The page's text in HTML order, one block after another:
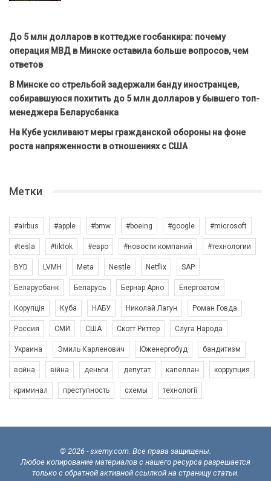
До 5 млн долларов в коттедже госбанкира: почему
операция МВД в Минске оставила больше вопросов, чем
ответов
В Минске со стрельбой задержали банду иностранцев,
собиравшуюся похитить до 5 млн долларов у бывшего топ-
менеджера Беларусбанка
На Кубе усиливают меры гражданской обороны на фоне
роста напряженности в отношениях с США
Метки
#airbus #apple #bmw #boeing #google #microsoft
#tesla #tiktok #евро #новости компаний #технологии
BYD LVMH Meta Nestle Netflix SAP
Беларусбанк Беларусь Бернар Арно Енергоатом
Корупція Куба НАБУ Николай Лагун Роман Говда
Россия СМИ США Скотт Риттер Слуга Народа
Украина Эмиль Карленович Юженергобуд бандитизм
война війна деньги депутат капеллан коррупция
криминал преступность схемы технології
© 2026 - sxemy.com. Все права защищены.
Любое копирование материалов с нашего ресурса разрешается
только с обратной активной ссылкой на страницу статьи.